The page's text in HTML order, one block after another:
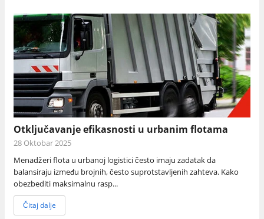
Otključavanje efikasnosti u urbanim flotama
28 Oktobar 2025
Menadžeri flota u urbanoj logistici često imaju zadatak da
balansiraju između brojnih, često suprotstavljenih zahteva. Kako
obezbediti maksimalnu rasp...
Čitaj dalje